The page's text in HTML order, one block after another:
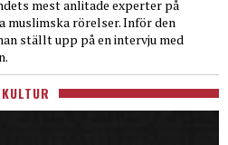
mest anlitade experter på
muslimska rörelser. Inför den
ställt upp på en intervju med
KULTUR